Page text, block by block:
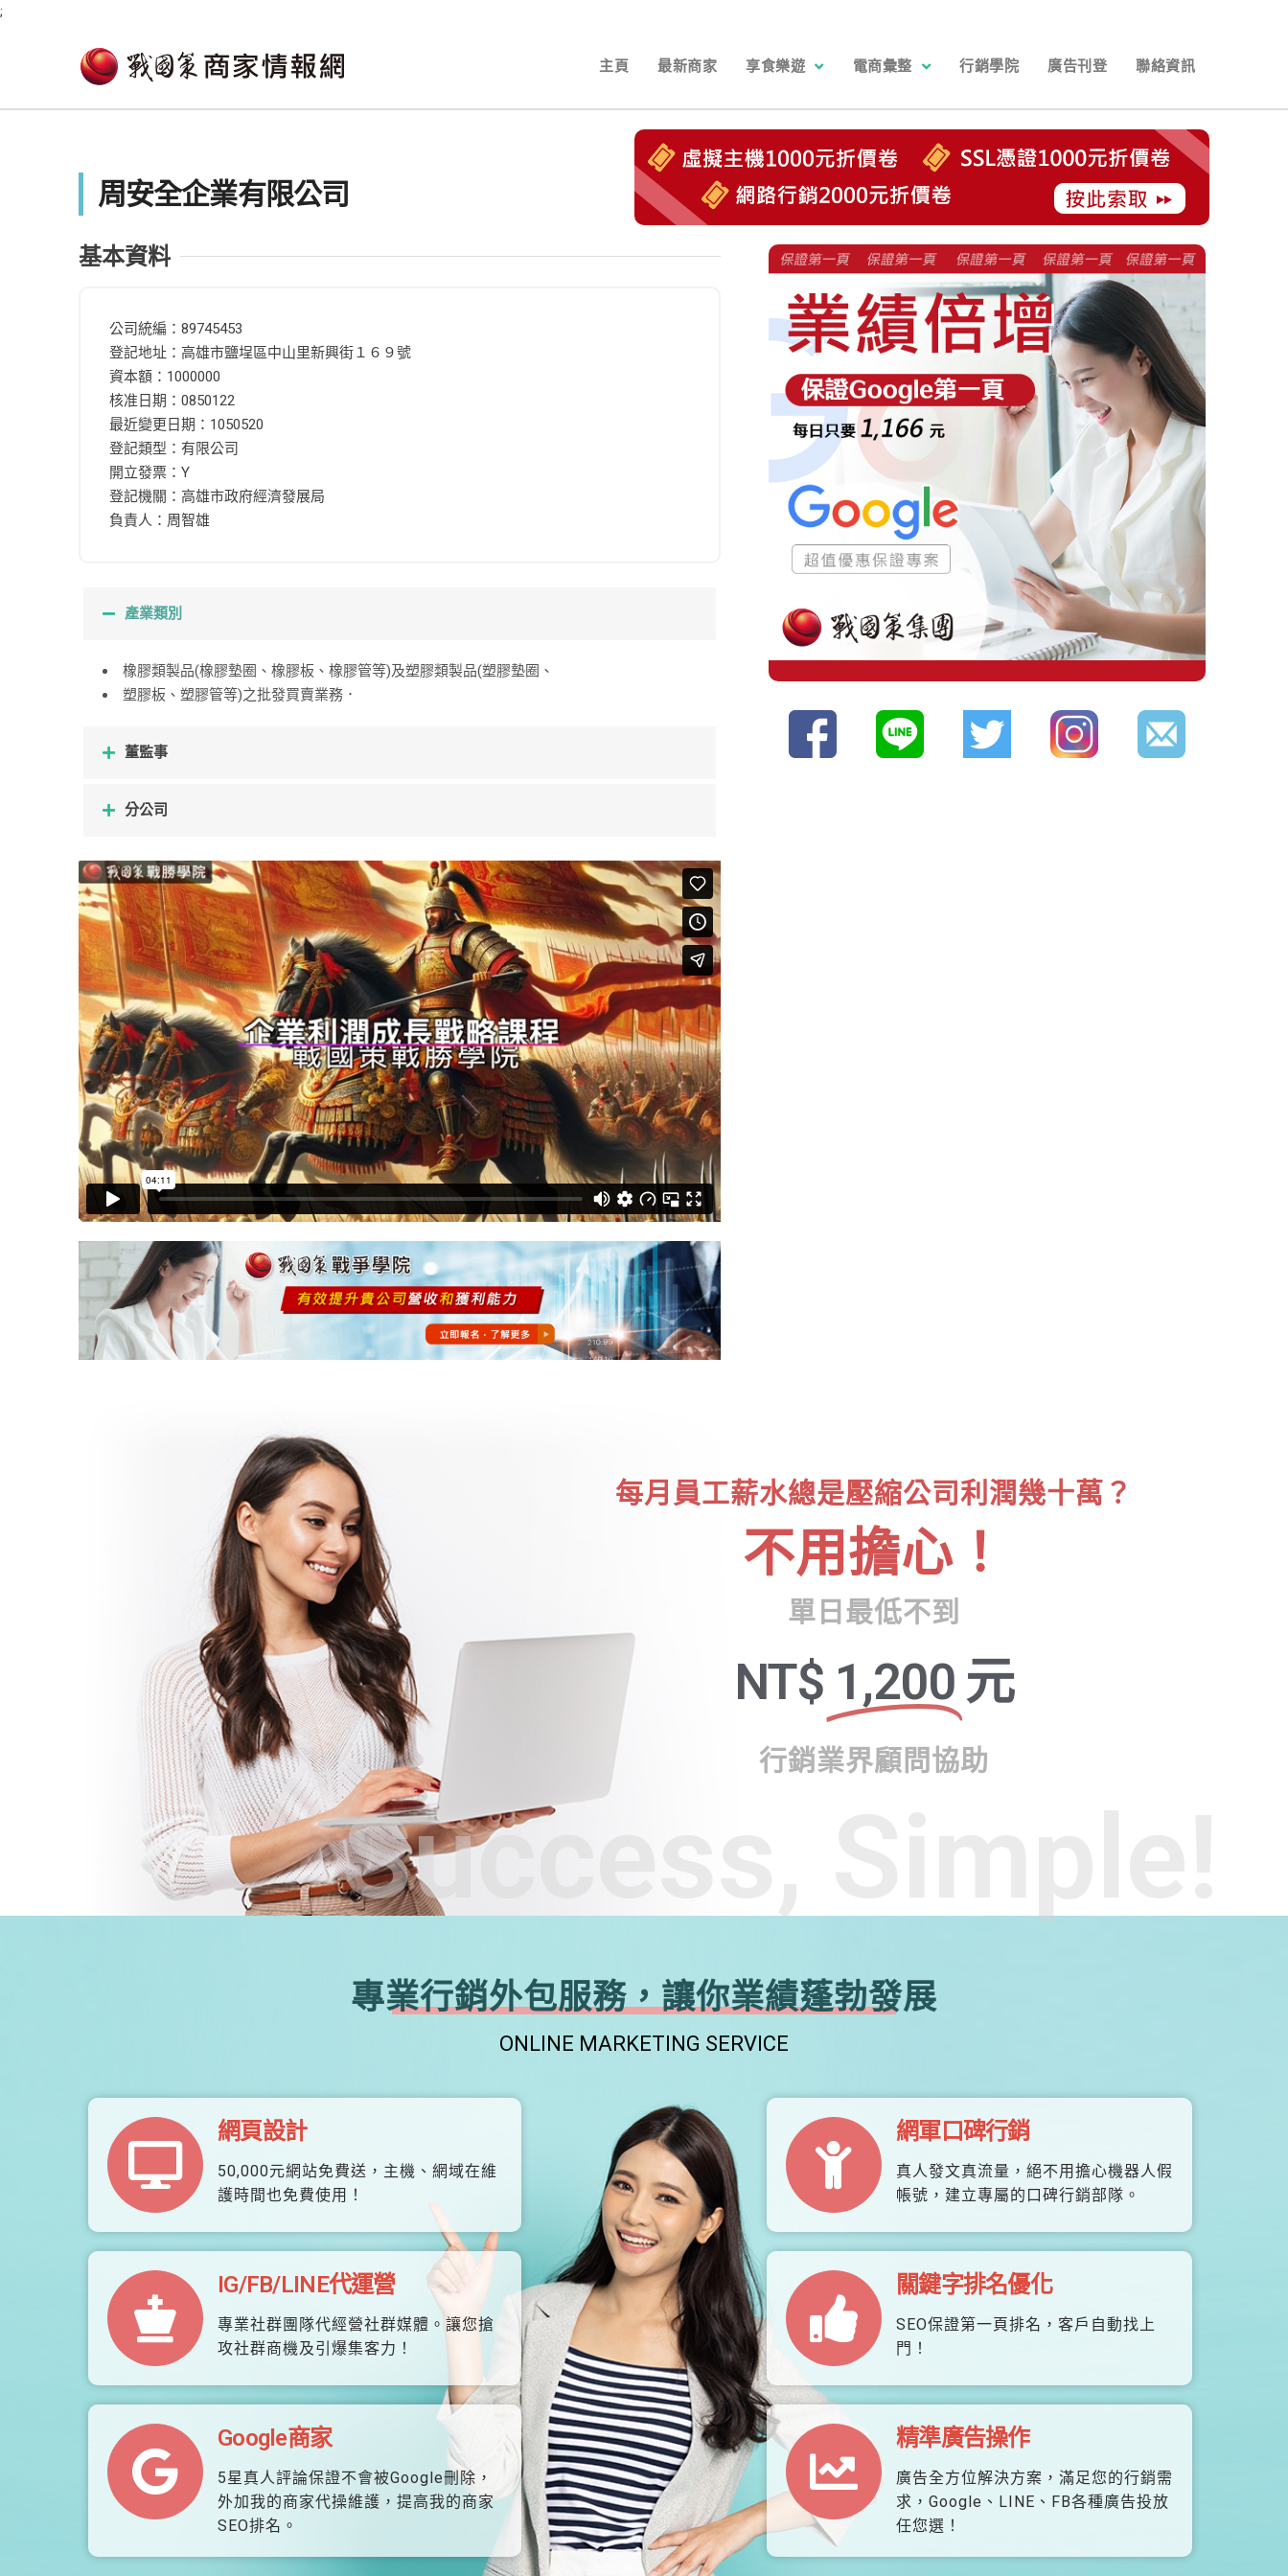
;
主頁 最新商家 享食樂遊 電商彙整 行銷學院 廣告刊登 聯絡資訊
周安全企業有限公司
基本資料
公司統編：89745453
登記地址：高雄市鹽埕區中山里新興街１６９號
資本額：1000000
核准日期：0850122
最近變更日期：1050520
登記類型：有限公司
開立發票：Y
登記機關：高雄市政府經濟發展局
負責人：周智雄
產業類別
橡膠類製品(橡膠墊圈、橡膠板、橡膠管等)及塑膠類製品(塑膠墊圈、
塑膠板、塑膠管等)之批發買賣業務．
董監事
分公司
Success, Simple!
每月員工薪水總是壓縮公司利潤幾十萬？
不用擔心！
單日最低不到
NT$ 1,200 元
行銷業界顧問協助
專業行銷外包服務，讓你業績蓬勃發展
ONLINE MARKETING SERVICE
網頁設計
50,000元網站免費送，主機、網域在維
護時間也免費使用！
IG/FB/LINE代運營
專業社群團隊代經營社群媒體。讓您搶
攻社群商機及引爆集客力！
Google商家
5星真人評論保證不會被Google刪除，
外加我的商家代操維護，提高我的商家
SEO排名。
網軍口碑行銷
真人發文真流量，絕不用擔心機器人假
帳號，建立專屬的口碑行銷部隊。
關鍵字排名優化
SEO保證第一頁排名，客戶自動找上
門！
精準廣告操作
廣告全方位解決方案，滿足您的行銷需
求，Google、LINE、FB各種廣告投放
任您選！